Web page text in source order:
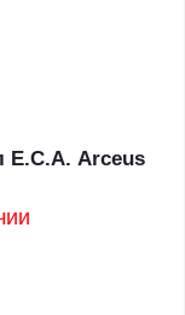
E.C.A. Arceus